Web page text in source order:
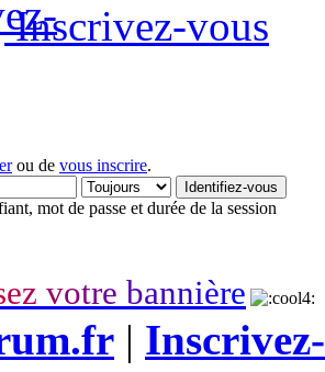
Inscrivez-vous
ou de vous inscrire.
mot de passe et durée de la session
ez votre bannière
|